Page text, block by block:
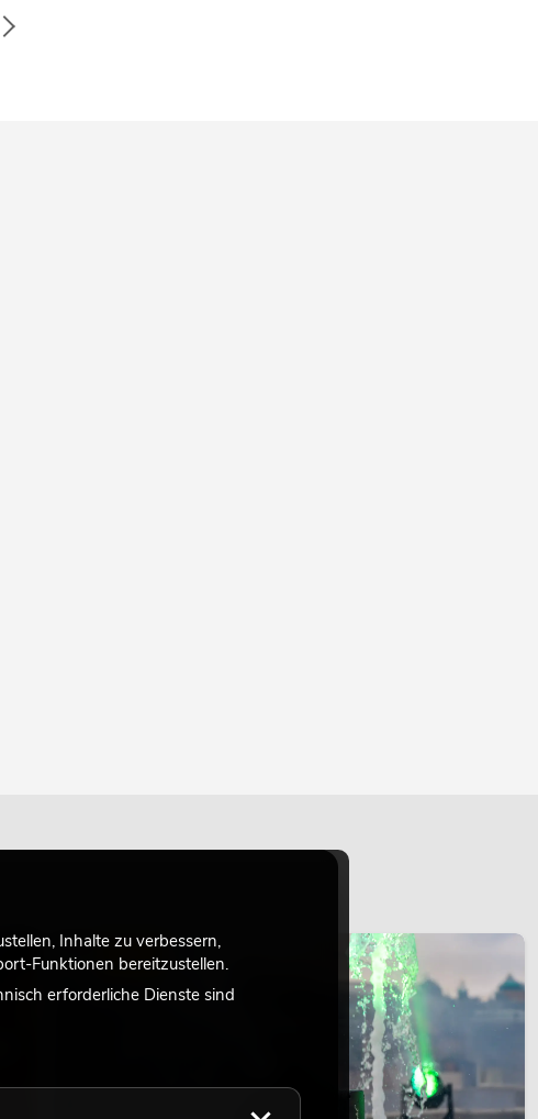
LICHT
Inhalte zu verbessern,
Funktionen bereitzustellen.
erforderliche Dienste sind